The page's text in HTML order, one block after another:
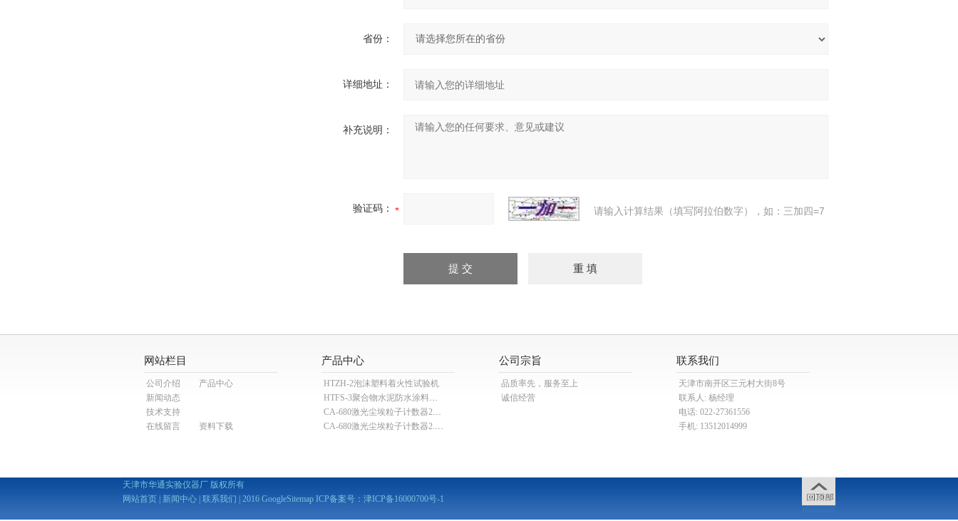
省份：
详细地址：
补充说明：
验证码： 请输入计算结果（填写阿拉伯数字），如：三加四=7
网站栏目
公司介绍
产品中心
新闻动态
技术支持
在线留言
资料下载
产品中心
HTZH-2泡沫塑料着火性试验机
HTFS-3聚合物水泥防水涂料分散机
CA-680激光尘埃粒子计数器28.3L
CA-680激光尘埃粒子计数器2.83L
公司宗旨
品质率先，服务至上
诚信经营
联系我们
天津市南开区三元村大街8号
联系人: 杨经理
电话: 022-27361556
手机: 13512014999
天津市华通实验仪器厂 版权所有
网站首页
新闻中心 联系我们 | 2016 GoogleSitemap ICP备案号： 津ICP备16000700号-1